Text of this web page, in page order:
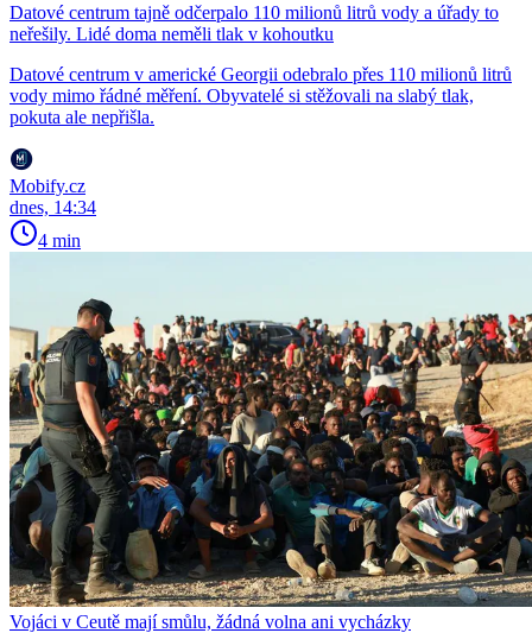
Datové centrum tajně odčerpalo 110 milionů litrů vody a úřady to
neřešily. Lidé doma neměli tlak v kohoutku
Datové centrum v americké Georgii odebralo přes 110 milionů litrů
vody mimo řádné měření. Obyvatelé si stěžovali na slabý tlak,
pokuta ale nepřišla.
Mobify.cz
dnes, 14:34
4 min
Vojáci v Ceutě mají smůlu, žádná volna ani vycházky